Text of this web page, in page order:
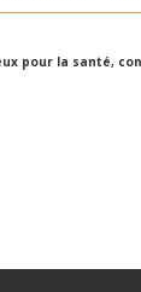
pour la santé,
Saint-
Hugo)